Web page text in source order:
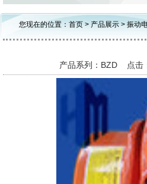
您现在的位置： 首页 > 产品展示 > 振动
产品系列：BZD 点击